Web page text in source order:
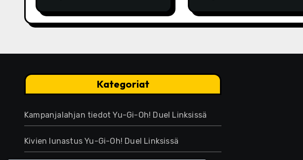
Aikaisemmat bonukset,
Huomattavat palkinnot,
Aikaisempien bonusten
arviointi, yhteisön
Kategoriat
Kampanjalahjan tiedot Yu-Gi-Oh! Duel Linksissä
Kivien lunastus Yu-Gi-Oh! Duel Linksissä